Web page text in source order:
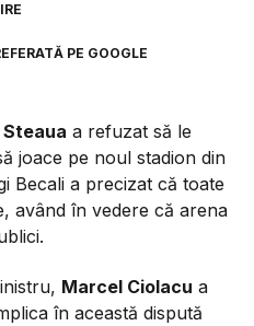
PE GOOGLE
a refuzat să le
joace pe noul stadion din
Becali a precizat că toate
având în vedere că arena
Marcel Ciolacu a
în această dispută